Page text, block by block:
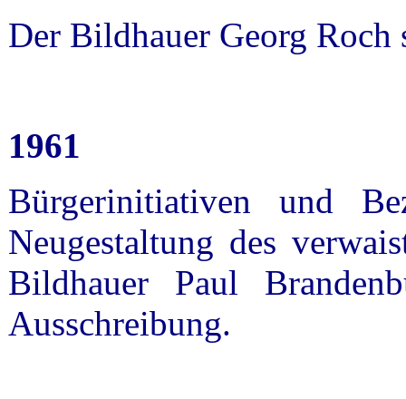
Der Bildhauer Georg
1961
Bürgerinitiativen und
Neugestaltung des
Bildhauer Paul
Ausschreibung.